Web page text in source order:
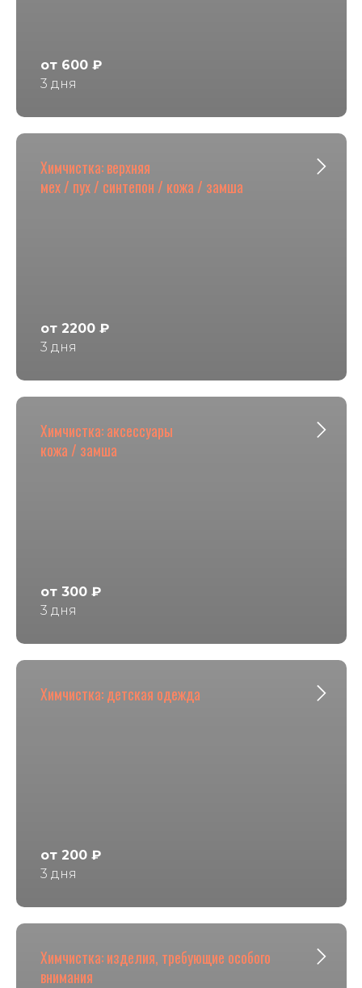
от 600 ₽
3 дня
Химчистка: верхняя
мех / пух / синтепон / кожа / замша
от 2200 ₽
3 дня
Химчистка: аксессуары
кожа / замша
от 300 ₽
3 дня
Химчистка: детская одежда
от 200 ₽
3 дня
Химчистка: изделия, требующие особого
внимания